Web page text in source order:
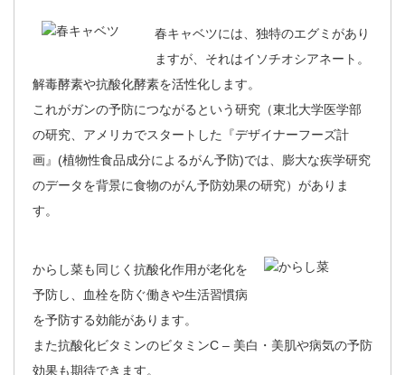
春キャベツには、独特のエグミがあり
ますが、それはイソチオシアネート。
解毒酵素や抗酸化酵素を活性化します。
これがガンの予防につながるという研究（東北大学医学部
の研究、アメリカでスタートした『デザイナーフーズ計
画』(植物性食品成分によるがん予防)では、膨大な疾学研究
のデータを背景に食物のがん予防効果の研究）がありま
す。
からし菜も同じく抗酸化作用が老化を
予防し、血栓を防ぐ働きや生活習慣病
を予防する効能があります。
また抗酸化ビタミンのビタミンC – 美白・美肌や病気の予防
効果も期待できます。